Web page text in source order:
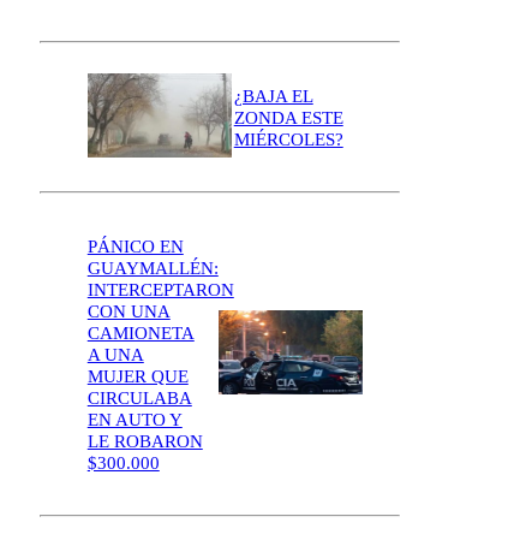
¿BAJA EL
ZONDA ESTE
MIÉRCOLES?
PÁNICO EN
GUAYMALLÉN:
INTERCEPTARON
CON UNA
CAMIONETA
A UNA
MUJER QUE
CIRCULABA
EN AUTO Y
LE ROBARON
$300.000